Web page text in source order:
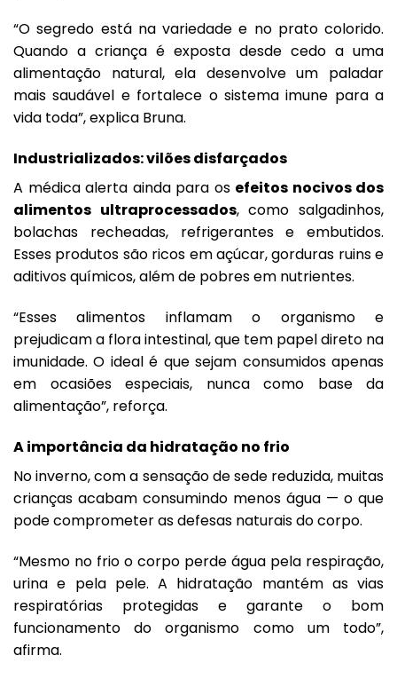
“O segredo está na variedade e no prato colorido.
Quando a criança é exposta desde cedo a uma
alimentação natural, ela desenvolve um paladar
mais saudável e fortalece o sistema imune para a
vida toda”, explica Bruna.
Industrializados: vilões disfarçados
A médica alerta ainda para os efeitos nocivos dos
alimentos ultraprocessados, como salgadinhos,
bolachas recheadas, refrigerantes e embutidos.
Esses produtos são ricos em açúcar, gorduras ruins e
aditivos químicos, além de pobres em nutrientes.
“Esses alimentos inflamam o organismo e
prejudicam a flora intestinal, que tem papel direto na
imunidade. O ideal é que sejam consumidos apenas
em ocasiões especiais, nunca como base da
alimentação”, reforça.
A importância da hidratação no frio
No inverno, com a sensação de sede reduzida, muitas
crianças acabam consumindo menos água — o que
pode comprometer as defesas naturais do corpo.
“Mesmo no frio o corpo perde água pela respiração,
urina e pela pele. A hidratação mantém as vias
respiratórias protegidas e garante o bom
funcionamento do organismo como um todo”,
afirma.